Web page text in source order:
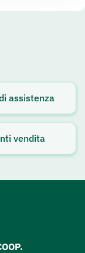
assistenza
vendita